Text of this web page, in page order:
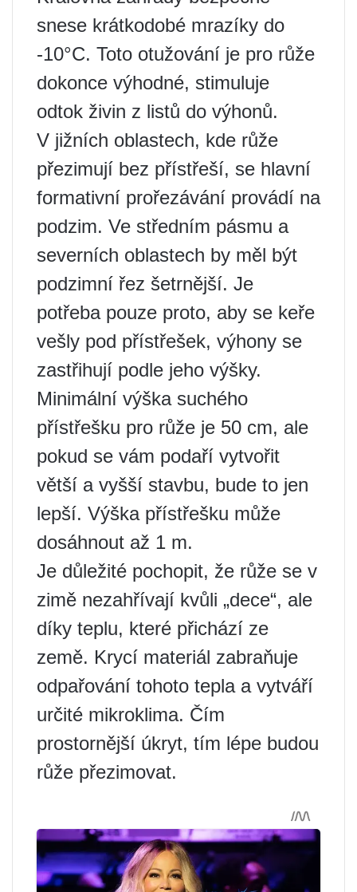
snese krátkodobé mrazíky do
-10°C. Toto otužování je pro růže
dokonce výhodné, stimuluje
odtok živin z listů do výhonů.
V jižních oblastech, kde růže
přezimují bez přístřeší, se hlavní
formativní prořezávání provádí na
podzim. Ve středním pásmu a
severních oblastech by měl být
podzimní řez šetrnější. Je
potřeba pouze proto, aby se keře
vešly pod přístřešek, výhony se
zastřihují podle jeho výšky.
Minimální výška suchého
přístřešku pro růže je 50 cm, ale
pokud se vám podaří vytvořit
větší a vyšší stavbu, bude to jen
lepší. Výška přístřešku může
dosáhnout až 1 m.
Je důležité pochopit, že růže se v
zimě nezahřívají kvůli „dece“, ale
díky teplu, které přichází ze
země. Krycí materiál zabraňuje
odpařování tohoto tepla a vytváří
určité mikroklima. Čím
prostornější úkryt, tím lépe budou
růže přezimovat.